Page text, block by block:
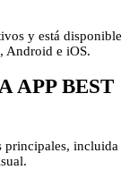
y está disponible
Android e iOS.
APP BEST
principales, incluida